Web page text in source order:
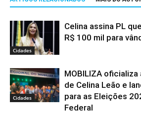
Cidades
Celina assina PL
R$ 100 mil para
Cidades
MOBILIZA
de Celina Leão e
para as Eleições
Federal